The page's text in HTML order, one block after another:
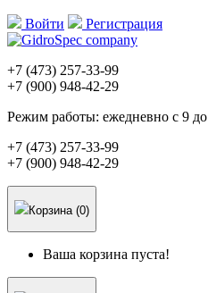
Войти Регистрация
+7 (473) 257-33-99
+7 (900) 948-42-29
Режим работы: ежедневно с 9
+7 (473) 257-33-99
+7 (900) 948-42-29
Корзина (0)
Ваша корзина пуста!